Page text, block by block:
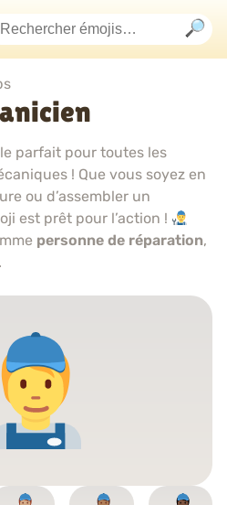
parfait pour toutes les
! Que vous soyez en
ou d’assembler un
est prêt pour l’action !
personne de réparation,
.